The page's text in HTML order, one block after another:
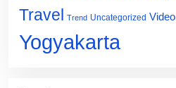
Travel Trend Uncategorized Video
Yogyakarta